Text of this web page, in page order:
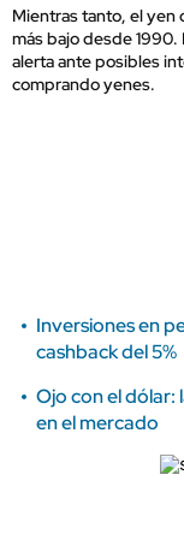
Mientras tanto, el yen
más bajo desde
alerta ante posibles
comprando yenes.
Inversiones en
cashback del 5%
Ojo con el dólar:
en el mercado